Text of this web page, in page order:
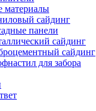
материалы
сайдинг
панели
сайдинг
сайдинг
для забора